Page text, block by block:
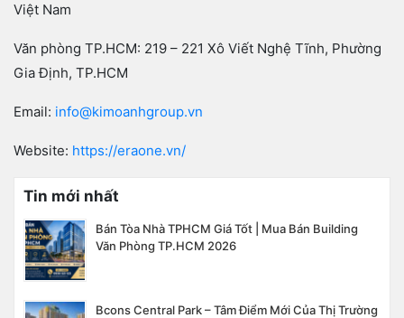
Việt Nam
Văn phòng TP.HCM: 219 – 221 Xô Viết Nghệ Tĩnh, Phường
Gia Định, TP.HCM
Email: info@kimoanhgroup.vn
Website: https://eraone.vn/
Tin mới nhất
Bán Tòa Nhà TPHCM Giá Tốt | Mua Bán Building
Văn Phòng TP.HCM 2026
Bcons Central Park – Tâm Điểm Mới Của Thị Trường